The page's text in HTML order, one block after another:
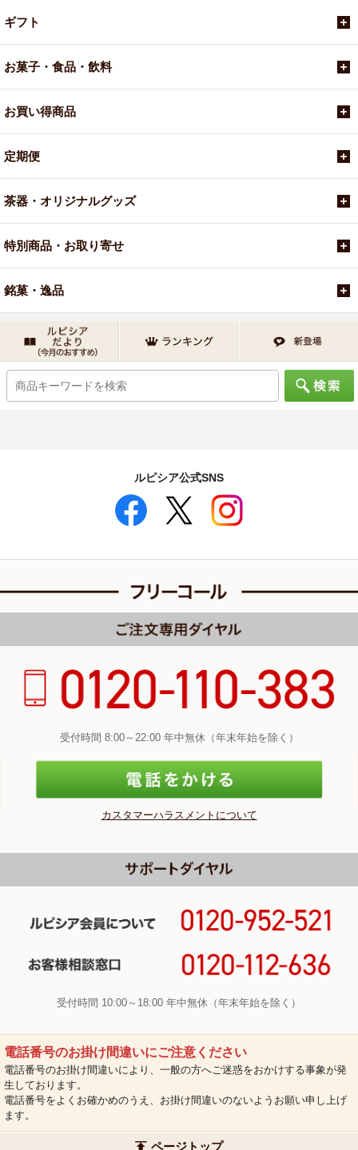
ギフト
お菓子・食品・飲料
お買い得商品
定期便
茶器・オリジナルグッズ
特別商品・お取り寄せ
銘菓・逸品
ルピシア公式SNS
受付時間 8:00～22:00 年中無休（年末年始を除く）
カスタマーハラスメントについて
受付時間 10:00～18:00 年中無休（年末年始を除く）
電話番号のお掛け間違いにご注意ください
電話番号のお掛け間違いにより、一般の方へご迷惑をおかけする事象が発
生しております。
電話番号をよくお確かめのうえ、お掛け間違いのないようお願い申し上げ
ます。
ページトップ